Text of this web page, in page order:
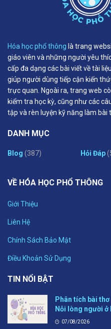
Hóa học phổ thông là trang
giáo viên và những người yêu
cấp đa dạng các bài viết về tài
giúp người dùng tiếp cận kiến
trực quan. Ngoài ra, trang web
kiểm tra học kỳ, cũng như các
tập và rèn luyện kỹ năng làm bài
DANH MỤC
Blog (387) Hỏi Đáp
VỀ HÓA HỌC PHỔ THÔNG
Giới Thiệu
Liên Hệ
Chính Sách Bảo Mật
Điều Khoản Sử Dụng
TIN NỔI BẬT
Phân tích bài thơ
Nỗi lòng người
07/08/2026